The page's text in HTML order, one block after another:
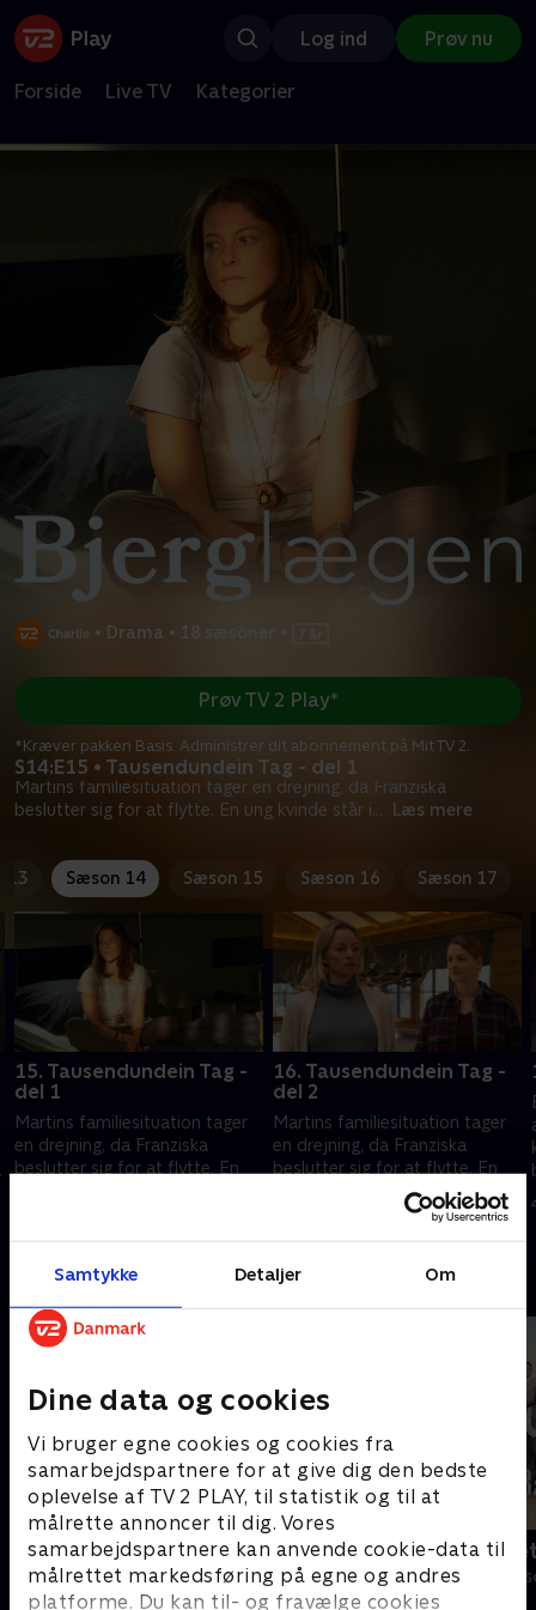
Samtykke Detaljer Om
Dine data og cookies
Vi bruger egne cookies og cookies fra
samarbejdspartnere for at give dig den bedste
oplevelse af TV 2 PLAY, til statistik og til at
målrette annoncer til dig. Vores
samarbejdspartnere kan anvende cookie-data til
målrettet markedsføring på egne og andres
platforme. Du kan til- og fravælge cookies
Log ind Prøv nu
Forside Live TV Kategorier
• Drama • 18 sæsoner
S14:E15 • Tausendundein Tag - del 1
Martins familiesituation tager en drejning, da Franziska
beslutter sig for at flytte. En ung kvinde står i... Læs mere
Prøv TV 2 Play*
*Kræver pakken Basis. Administrer dit abonnement på Mit TV 2.
13 Sæson 14 Sæson 15 Sæson 16 Sæson 17
15. Tausendundein Tag -
del 1
Martins familiesituation tager
en drejning, da Franziska
beslutter sig for at flytte. En
16. Tausendundein Tag -
del 2
Martins familiesituation tager
en drejning, da Franziska
beslutter sig for at flytte. En
ung kvinde står i problemer til
halsen. Kan Martin mon
Andre så også
Bjergets helte
Drama • 15 sæsoner Drama • 10